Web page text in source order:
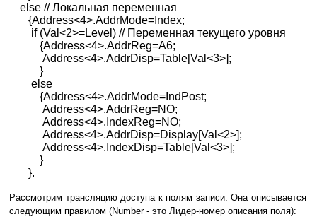
else // Локальная переменная
{Address<4>.AddrMode=Index;
if (Val<2>=Level ) // Переменная текущего уровня
{Address<4>.AddrReg=A6;
Address<4>.AddrDisp=Table[Val<3>];
}
else
{Address<4>.AddrMode=IndPost;
Address<4>.AddrReg=NO;
Address<4>.IndexReg=NO;
Address<4>.AddrDisp=Display[Val<2>];
Address<4>.IndexDisp=Table[Val<3>];
}
}.
Рассмотрим трансляцию доступа к полям записи. Она описывается
следующим правилом (Number - это Лидер-номер описания поля):